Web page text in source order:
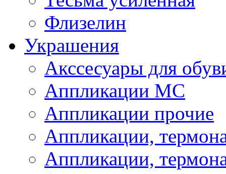
Флизелин
Украшения
Акссесуары для
Аппликации МС
Аппликации прочие
Аппликации,
Аппликации,